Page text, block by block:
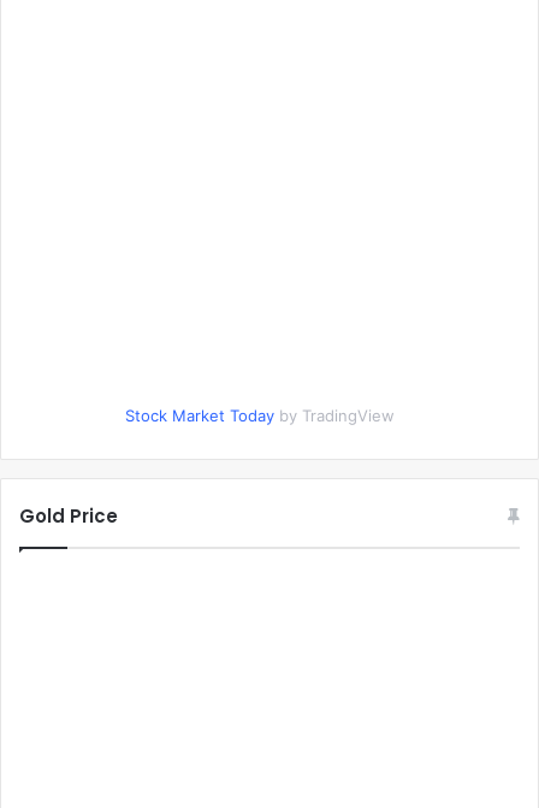
Stock Market Today by TradingView
Gold Price